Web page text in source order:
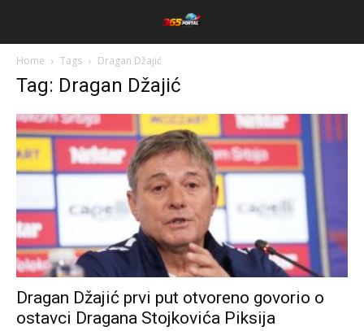
Home Tags Dragan Džajić
Tag: Dragan Džajić
Dragan Džajić prvi put otvoreno govorio o
ostavci Dragana Stojkovića Piksija